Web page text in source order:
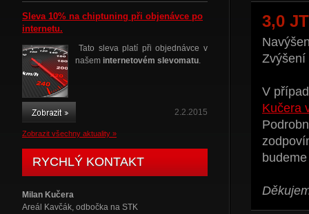
Sleva 10% na chiptuning při objenávce po
internetu.
Tato sleva platí při objednávce v
našem internetovém slevomatu.
2.2.2015
Zobrazit všechny aktuality »
RYCHLÝ KONTAKT
Milan Kučera
Areál Kavčák, odbočka na STK
3,0
Zvýšení
V
Kučera